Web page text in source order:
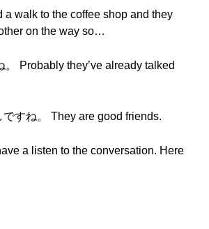
a walk to the coffee shop and they
on the way so…
。 Probably they’ve already talked
すね。 They are good friends.
a listen to the conversation. Here